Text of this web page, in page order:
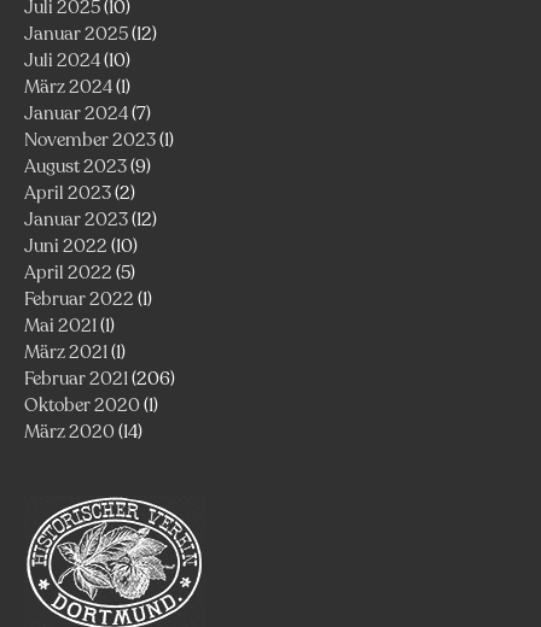
Juli 2025(10)
Januar 2025(12)
Juli 2024(10)
März 2024(1)
Januar 2024(7)
November 2023(1)
August 2023(9)
April 2023(2)
Januar 2023(12)
Juni 2022 (10)
April 2022 (5)
Februar 2022 (1)
Mai 2021(1)
März 2021(1)
Februar 2021(206)
Oktober 2020(1)
März 2020(14)